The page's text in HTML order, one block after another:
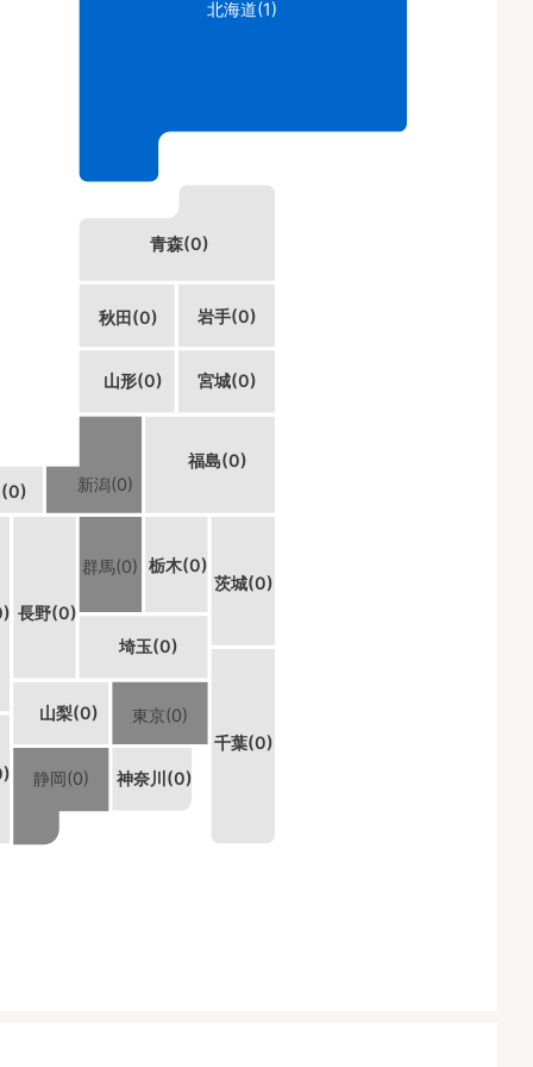
秋田(0)
青森(0)
千葉(0)
福島(0)
群馬(0)
北海道(1)
茨城(0)
岩手(0)
神奈川(0)
宮城(0)
長野(0)
新潟(0)
埼玉(0)
静岡(0)
栃木(0)
東京(0)
(0)
山形(0)
山梨(0)